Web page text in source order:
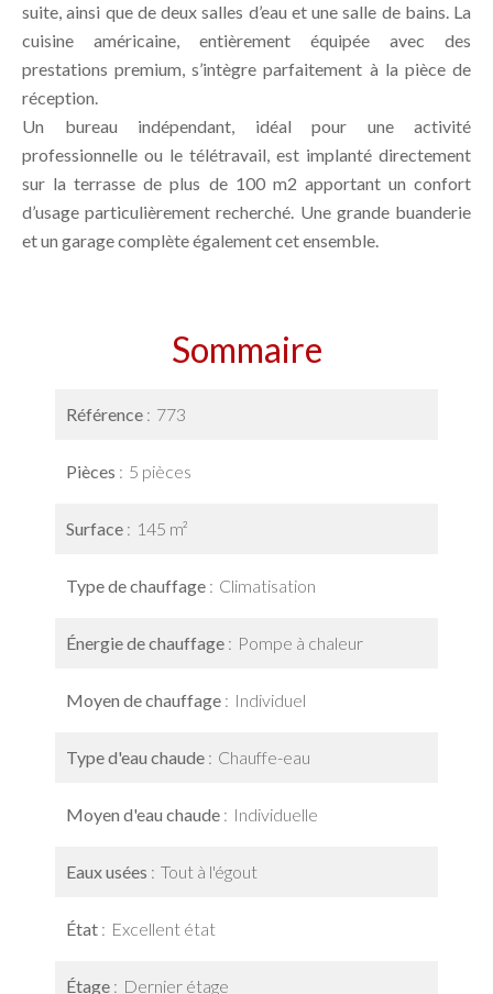
suite, ainsi que de deux salles d’eau et une salle de bains. La
cuisine américaine, entièrement équipée avec des
prestations premium, s’intègre parfaitement à la pièce de
réception.
Un bureau indépendant, idéal pour une activité
professionnelle ou le télétravail, est implanté directement
sur la terrasse de plus de 100 m2 apportant un confort
d’usage particulièrement recherché. Une grande buanderie
et un garage complète également cet ensemble.
Sommaire
Référence 773
Pièces 5 pièces
Surface 145 m²
Type de chauffage Climatisation
Énergie de chauffage Pompe à chaleur
Moyen de chauffage Individuel
Type d'eau chaude Chauffe-eau
Moyen d'eau chaude Individuelle
Eaux usées Tout à l'égout
État Excellent état
Étage Dernier étage